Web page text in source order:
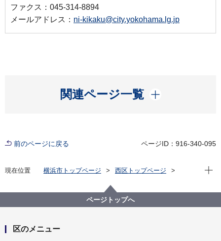
ファクス：045-314-8894
メールアドレス： ni-kikaku@city.yokohama.lg.jp
関連ページ一覧
開く
前のページに戻る ページID：916-340-095
現在位置 横浜市トップページ
西区トップページ
環境に優しい行動の推進
にしくSDGsチャレンジ【アーカイブ】
エバラ食品工業株式会社
現在
ページトップへ
区のメニュー